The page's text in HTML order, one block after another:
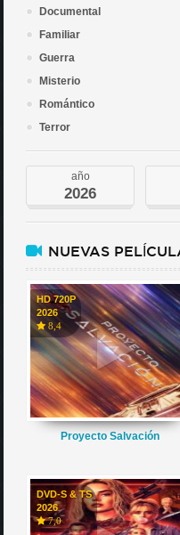
Documental
Familiar
Guerra
Misterio
Romántico
Terror
año
2026
NUEVAS
HD 720P
2026
8,4
Proyecto Salvación
DVD-S & TS
2026
7,0